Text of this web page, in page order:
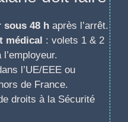
sous 48 h après l’arrêt.
médical : volets 1 & 2
l’UE/EEE ou
de France.
droits à la Sécurité